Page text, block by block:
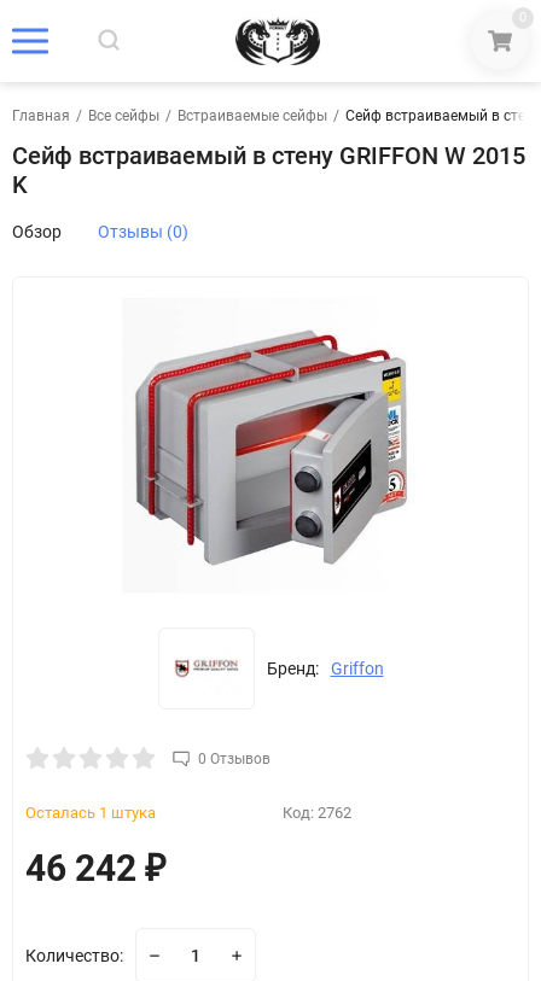
0
Главная / Все сейфы / Встраиваемые сейфы / Сейф встраиваемый в стену
Сейф встраиваемый в стену GRIFFON W 2015
K
Обзор Отзывы (0)
Бренд: Griffon
0 Отзывов
Осталась 1 штука Код: 2762
46 242 ₽
Количество: